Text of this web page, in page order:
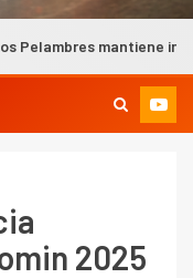
instalaciones
2025